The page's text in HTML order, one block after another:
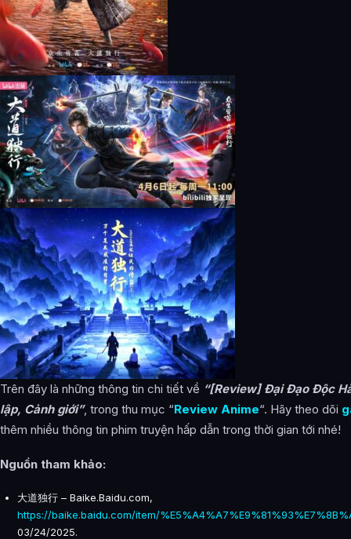
Trên đây là những thông tin chi tiết về “[Review] Đại Đạo Độc
lập, Cảnh giới”, trong thu mục “Review Anime“. Hãy theo dõi
thêm nhiều thông tin phim truyện hấp dẫn trong thời gian tới nhé!
Nguồn tham khảo:
大道独行 – Baike.Baidu.com,
https://baike.baidu.com/item/
03/24/2025.